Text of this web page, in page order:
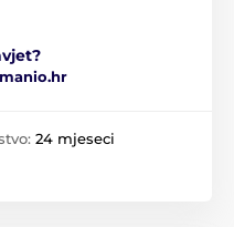
24 mjeseci